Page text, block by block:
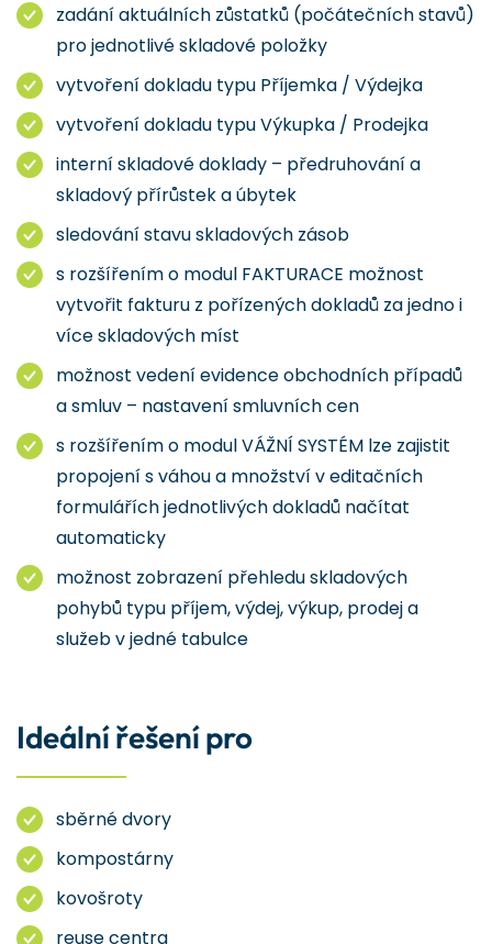
zadání aktuálních zůstatků (počátečních stavů)
pro jednotlivé skladové položky
vytvoření dokladu typu Příjemka / Výdejka
vytvoření dokladu typu Výkupka / Prodejka
interní skladové doklady – předruhování a
skladový přírůstek a úbytek
sledování stavu skladových zásob
s rozšířením o modul FAKTURACE možnost
vytvořit fakturu z pořízených dokladů za jedno i
více skladových míst
možnost vedení evidence obchodních případů
a smluv – nastavení smluvních cen
s rozšířením o modul VÁŽNÍ SYSTÉM lze zajistit
propojení s váhou a množství v editačních
formulářích jednotlivých dokladů načítat
automaticky
možnost zobrazení přehledu skladových
pohybů typu příjem, výdej, výkup, prodej a
služeb v jedné tabulce
Ideální řešení pro
sběrné dvory
kompostárny
kovošroty
reuse centra